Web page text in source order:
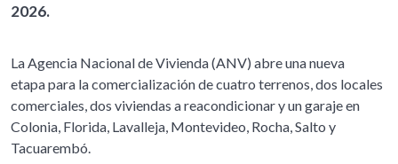
2026.
La Agencia Nacional de Vivienda (ANV) abre una nueva
etapa para la comercialización de cuatro terrenos, dos locales
comerciales, dos viviendas a reacondicionar y un garaje en
Colonia, Florida, Lavalleja, Montevideo, Rocha, Salto y
Tacuarembó.